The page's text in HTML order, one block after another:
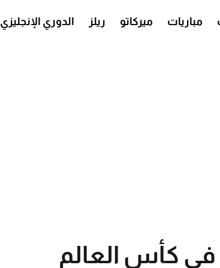
مباريات ميركاتو ريلز الدوري الإنجليزي
في كأس العالم